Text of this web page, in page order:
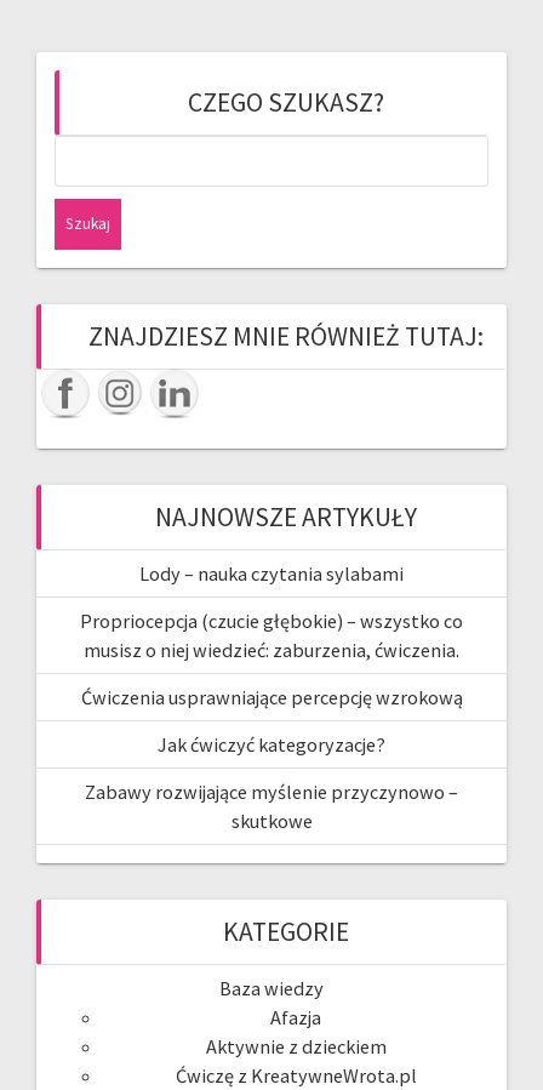
CZEGO SZUKASZ?
ZNAJDZIESZ MNIE RÓWNIEŻ TUTAJ:
NAJNOWSZE ARTYKUŁY
Lody – nauka czytania sylabami
Propriocepcja (czucie głębokie) – wszystko co
musisz o niej wiedzieć: zaburzenia, ćwiczenia.
Ćwiczenia usprawniające percepcję wzrokową
Jak ćwiczyć kategoryzacje?
Zabawy rozwijające myślenie przyczynowo –
skutkowe
KATEGORIE
Baza wiedzy
Afazja
Aktywnie z dzieckiem
Ćwiczę z KreatywneWrota.pl